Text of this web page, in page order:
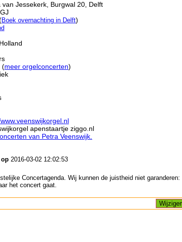
van Jessekerk, Burgwal 20, Delft
Boek overnachting in Delft)
(meer orgelconcerten)
apenstaartje ziggo.nl
van Petra Veenswijk.
2016-03-02 12:02:53
Concertagenda. Wij kunnen de juistheid niet garanderen:
het concert gaat.